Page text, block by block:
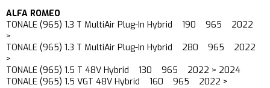
ALFA ROMEO
TONALE (965) 1.3 T MultiAir Plug-In Hybrid 190 965 2022
>
TONALE (965) 1.3 T MultiAir Plug-In Hybrid 280 965 2022
>
TONALE (965) 1.5 T 48V Hybrid 130 965 2022 > 2024
TONALE (965) 1.5 VGT 48V Hybrid 160 965 2022 >